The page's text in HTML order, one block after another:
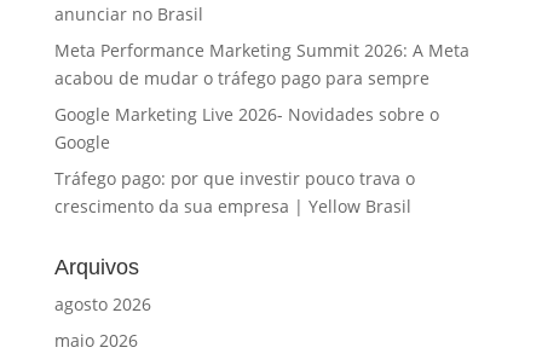
anunciar no Brasil
Meta Performance Marketing Summit 2026: A Meta
acabou de mudar o tráfego pago para sempre
Google Marketing Live 2026- Novidades sobre o
Google
Tráfego pago: por que investir pouco trava o
crescimento da sua empresa | Yellow Brasil
Arquivos
agosto 2026
maio 2026